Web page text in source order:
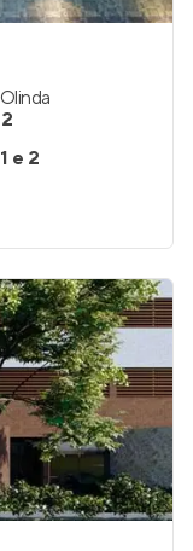
Olinda
2
1 e 2